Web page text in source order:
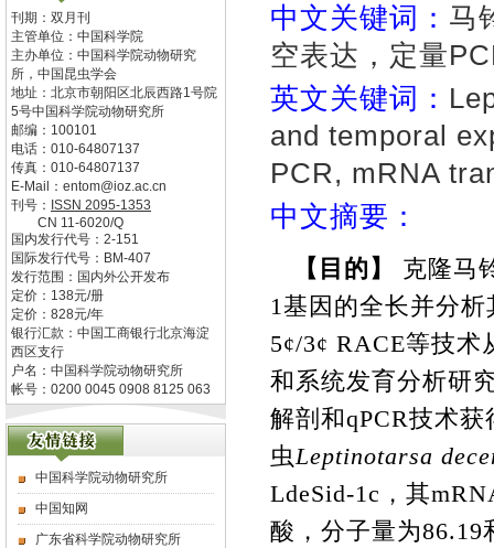
刊期：双月刊
主管单位： 中国科学院
主办单位： 中国科学院动物研究
所，中国昆虫学会
地址： 北京市朝阳区北辰西路1号院
5号中国科学院动物研究所
邮编： 100101
电话： 010-64807137
传真： 010-64807137
E-Mail： entom@ioz.ac.cn
刊号： ISSN 2095-1353
CN 11-6020/Q
国内发行代号： 2-151
国际发行代号： BM-407
发行范围：国内外公开发布
定价： 138元/册
定价： 828元/年
银行汇款：中国工商银行北京海淀
西区支行
户名：中国科学院动物研究所
帐号：0200 0045 0908 8125 063
中国科学院动物研究所
中国知网
广东省科学院动物研究所
中文关键词： 马
空表达，定量
英文关键词：
and temporal
PCR, mRNA
中文摘要：
【目的】 克隆马
1基因的全长并分
5¢/3¢ RACE等技术
和系统发育分析研
解剖和qPCR技术获
虫Leptinotarsa
LdeSid-1c ，其
酸，分子量为86.19